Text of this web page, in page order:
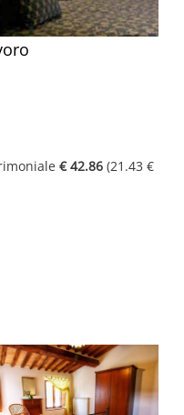
€ 42.86 (21.43 €